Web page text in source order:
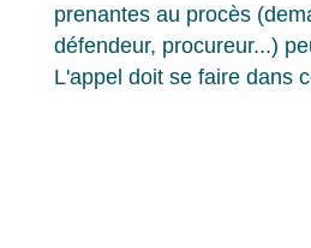
prenantes au procès
défendeur, procureur...)
L'appel doit se faire dans